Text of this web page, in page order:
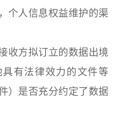
个人信息权益维护的渠
方拟订立的数据出境
有法律效力的文件等
）是否充分约定了数据